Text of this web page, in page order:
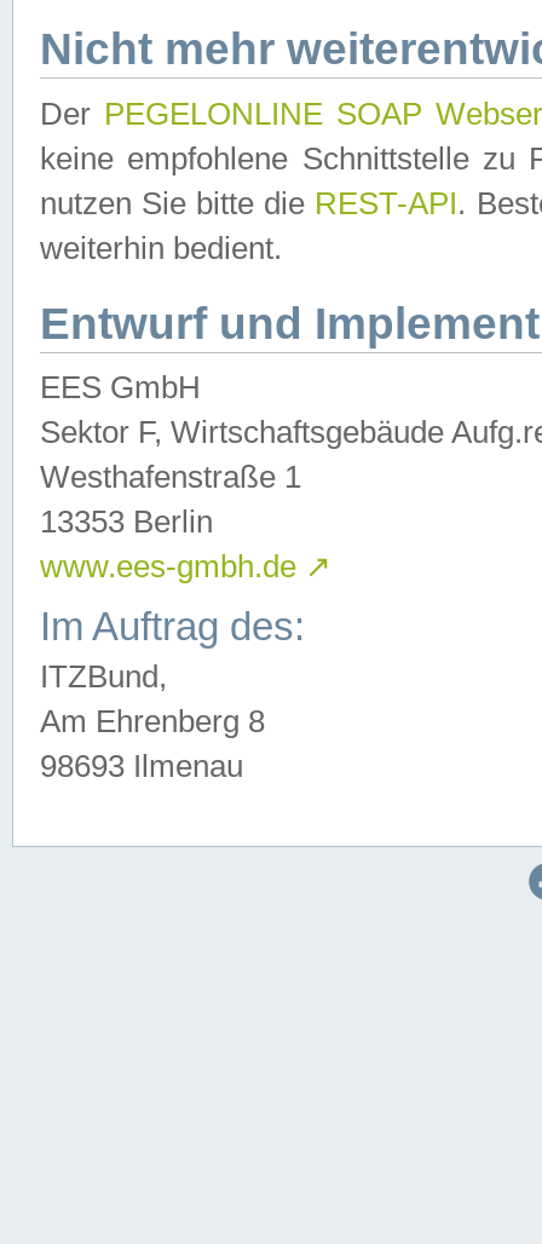
Nicht mehr
Der PEGELONLINE SOAP
keine empfohlene Schnittstelle zu
nutzen Sie bitte die REST-API.
weiterhin bedient.
Entwurf und
EES GmbH
Sektor F, Wirtschaftsgebäude
Westhafenstraße 1
13353 Berlin
www.ees-gmbh.de ↗
Im Auftrag des:
ITZBund,
Am Ehrenberg 8
98693 Ilmenau